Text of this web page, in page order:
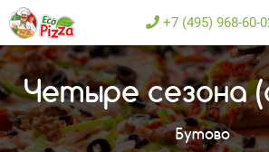
+7 (495) 968-60-
Четыре сезона
Бутово